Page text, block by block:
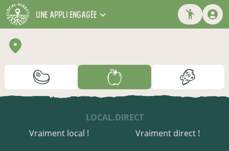
une appli engagée
LOCAL.DIRECT
Vraiment local !
Vraiment direct !